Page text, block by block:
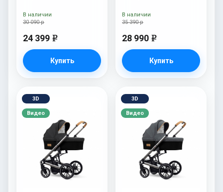
30 090 р
24 399 e
Купить
В наличии
35 390 р
28 990 e
Купить
В наличии
3D
Видео
3D
Видео